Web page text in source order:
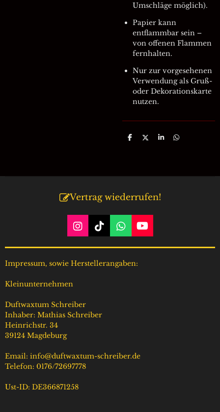
Umschläge möglich).
Papier kann
entflammbar sein –
von offenen Flammen
fernhalten.
Nur zur vorgesehenen
Verwendung als Gruß-
oder Dekorationskarte
nutzen.
T
T
T
T
Vertrag wiederrufen!
I
n
s
t
a
m
T
i
k
T
W
h
a
t
Y
o
u
Impressum, sowie Herstellerangaben:
Kleinunternehmen
Duftwaxtum Schreiber
Inhaber: Mathias Schreiber
Heinrichstr. 34
39124 Magdeburg
Email: info@duftwaxtum-schreiber.de
Telefon: 0176/72697778
Ust-ID: DE366871258